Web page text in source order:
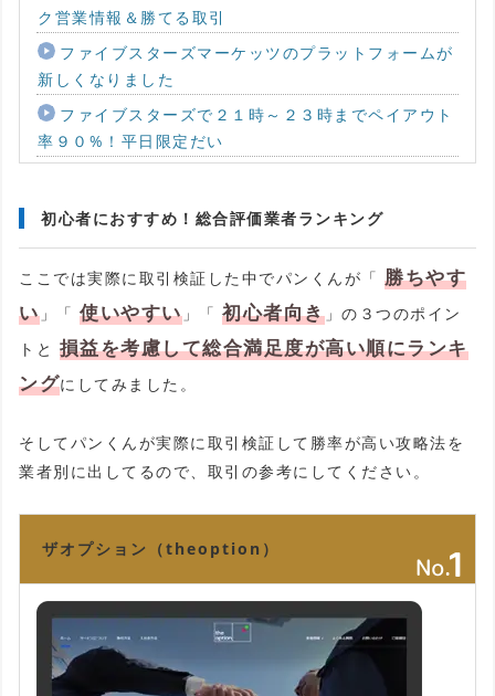
ク営業情報＆勝てる取引
ファイブスターズマーケッツのプラットフォームが
新しくなりました
ファイブスターズで２１時～２３時までペイアウト
率９０%！平日限定だい
初心者におすすめ！総合評価業者ランキング
ここでは実際に取引検証した中でパンくんが「 勝ちやす
い」「 使いやすい」「 初心者向き」の３つのポイン
トと 損益を考慮して総合満足度が高い順にランキ
ングにしてみました。
そしてパンくんが実際に取引検証して勝率が高い攻略法を
業者別に出してるので、取引の参考にしてください。
ザオプション（theoption）